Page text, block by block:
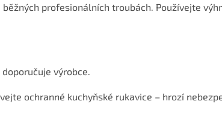
profesionálních troubách. Používejte
výrobce.
ochranné kuchyňské rukavice – hrozí